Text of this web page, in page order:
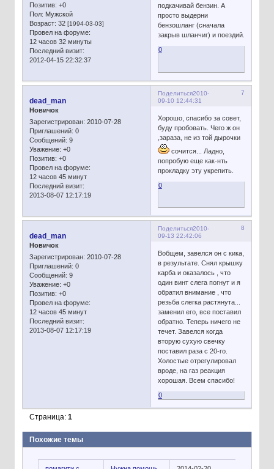
Позитив: +0
Пол: Мужской
Возраст: 32 [1994-03-03]
Провел на форуме:
12 часов 32 минуты
Последний визит:
2012-04-15 22:32:37
подкачивай бензин. А
просто выдерни
бензошланг (сначала
закрыв шланчиг) и поездий.
0
Поделиться 7
2010-
09-10 12:44:31
dead_man
Новичок
Зарегистрирован: 2010-07-28
Приглашений: 0
Сообщений: 9
Уважение: +0
Позитив: +0
Провел на форуме:
12 часов 45 минут
Последний визит:
2013-08-07 12:17:19
Хорошо, спасибо за совет,
буду пробовать. Чего ж он
,зараза, не из той дырочки
сочится... Ладно,
попробую еще как-нть
прокладку эту укрепить.
0
Поделиться 8
2010-
09-13 22:42:06
dead_man
Новичок
Зарегистрирован: 2010-07-28
Приглашений: 0
Сообщений: 9
Уважение: +0
Позитив: +0
Провел на форуме:
12 часов 45 минут
Последний визит:
2013-08-07 12:17:19
Вобщем, завелся он с кика,
в результате. Снял крышку
карба и оказалось , что
один винт слега погнут и я
обратил внимание , что
резьба слегка растянута...
заменил его, все поставил
обратно. Теперь ничего не
течет. Завелся когда
вторую сухую свечку
поставил раза с 20-го.
Холостые отрегулировал
вроде, на газ реакция
хорошая. Всем спасибо!
0
Страница: 1
Похожие темы